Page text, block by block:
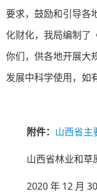
要求，鼓励和引导各
化财化，我局编制了
你们，供各地开展大
发展中科学使用，如
附件： 山西省主
山西省林业和草
2020 年 12 月